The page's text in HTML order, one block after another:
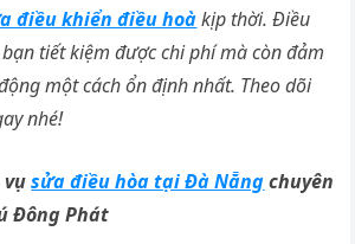
điều khiển điều hoàkịp thời. Điều
tiết kiệm được chi phí mà còn đảm
một cách ổn định nhất. Theo dõi
nhé!
vụsửa điều hòa tại Đà Nẵngchuyên
Đông Phát